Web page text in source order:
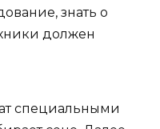
знать о
должен
специальными